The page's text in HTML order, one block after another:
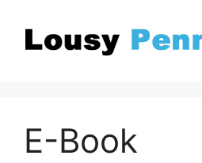
Inhalt
springen
E-Book